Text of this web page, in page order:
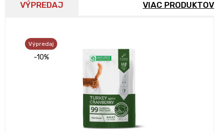
VÝPREDAJ VIAC PRODUKTOV
Výpredaj
-10%